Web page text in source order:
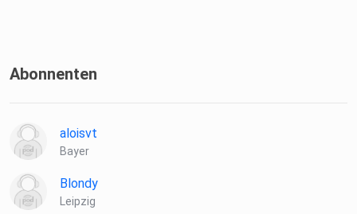
Abonnenten
aloisvt
Bayer
Blondy
Leipzig